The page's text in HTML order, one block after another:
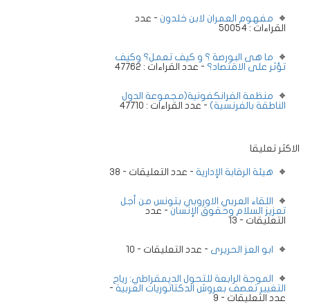
مفهوم العمران لابن خلدون - عدد
القراءات : 50054
ما هى البورصة ؟ و كيف تعمل؟ وكيف
تؤثر على الاقتصاد؟ - عدد القراءات : 47762
منظمة الفرانكفونية(مجموعة الدول
الناطقة بالفرنسية) - عدد القراءات : 47710
الاكثر تعليقا
هيئة الرقابة الإدارية - عدد التعليقات - 38
اللقاء العربي الاوروبي بتونس من أجل
تعزيز السلام وحقوق الإنسان - عدد
التعليقات - 13
ابو العز الحريرى - عدد التعليقات - 10
الموجة الرابعة للتحول الديمقراطي: رياح
التغيير تعصف بعروش الدكتاتوريات العربية -
عدد التعليقات - 9